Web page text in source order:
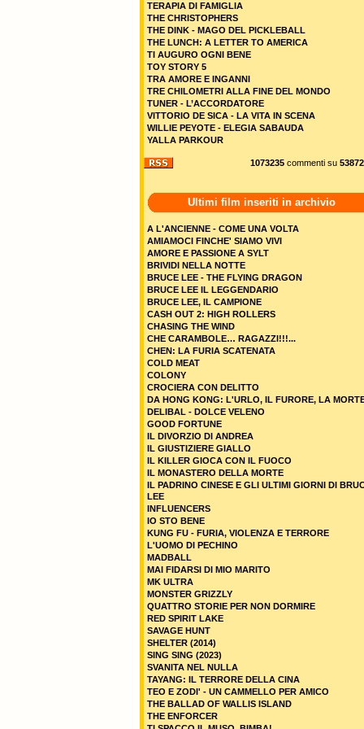
TERAPIA DI FAMIGLIA
THE CHRISTOPHERS
THE DINK - MAGO DEL PICKLEBALL
THE LUNCH: A LETTER TO AMERICA
TI AUGURO OGNI BENE
TOY STORY 5
TRA AMORE E INGANNI
TRE CHILOMETRI ALLA FINE DEL MONDO
TUNER - L’ACCORDATORE
VITTORIO DE SICA - LA VITA IN SCENA
WILLIE PEYOTE - ELEGIA SABAUDA
YALLA PARKOUR
1073235 commenti su 53872
Ultimi film inseriti in archivio
A L'ANCIENNE - COME UNA VOLTA
AMIAMOCI FINCHE' SIAMO VIVI
AMORE E PASSIONE A SYLT
BRIVIDI NELLA NOTTE
BRUCE LEE - THE FLYING DRAGON
BRUCE LEE IL LEGGENDARIO
BRUCE LEE, IL CAMPIONE
CASH OUT 2: HIGH ROLLERS
CHASING THE WIND
CHE CARAMBOLE… RAGAZZI!!!...
CHEN: LA FURIA SCATENATA
COLD MEAT
COLONY
CROCIERA CON DELITTO
DA HONG KONG: L'URLO, IL FURORE, LA
DELIBAL - DOLCE VELENO
GOOD FORTUNE
IL DIVORZIO DI ANDREA
IL GIUSTIZIERE GIALLO
IL KILLER GIOCA CON IL FUOCO
IL MONASTERO DELLA MORTE
IL PADRINO CINESE E GLI ULTIMI GIORNI DI
LEE
INFLUENCERS
IO STO BENE
KUNG FU - FURIA, VIOLENZA E TERRORE
L'UOMO DI PECHINO
MADBALL
MAI FIDARSI DI MIO MARITO
MK ULTRA
MONSTER GRIZZLY
QUATTRO STORIE PER NON DORMIRE
RED SPIRIT LAKE
SAVAGE HUNT
SHELTER (2014)
SING SING (2023)
SVANITA NEL NULLA
TAYANG: IL TERRORE DELLA CINA
TEO E ZODI' - UN CAMMELLO PER AMICO
THE BALLAD OF WALLIS ISLAND
THE ENFORCER